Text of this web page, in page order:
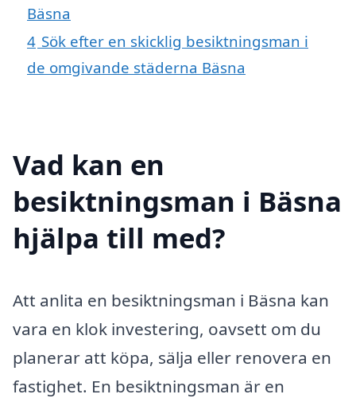
Bäsna
4 Sök efter en skicklig besiktningsman i
de omgivande städerna Bäsna
Vad kan en
besiktningsman i Bäsna
hjälpa till med?
Att anlita en besiktningsman i Bäsna kan
vara en klok investering, oavsett om du
planerar att köpa, sälja eller renovera en
fastighet. En besiktningsman är en